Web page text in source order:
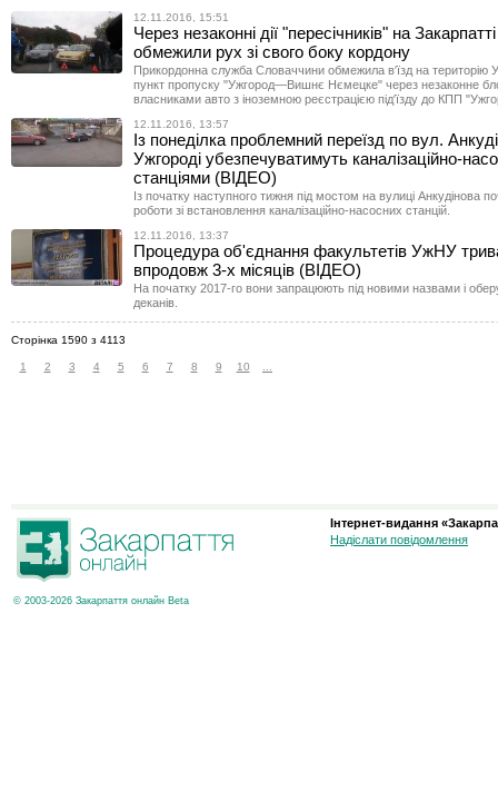
12.11.2016, 15:51
Через незаконні дії "пересічників" на
обмежили рух зі свого боку кордону
Прикордонна служба Словаччини обмежила в′їзд на територію
пункт пропуску "Ужгород—Вишнє Нємецке" через незаконне
власниками авто з іноземною реєстрацією під′їзду до КПП
12.11.2016, 13:57
Із понеділка проблемний переїзд по вул.
Ужгороді убезпечуватимуть каналізаційно-
станціями (ВІДЕО)
Із початку наступного тижня під мостом на вулиці Анкудінова
роботи зі встановлення каналізаційно-насосних станцій.
12.11.2016, 13:37
Процедура об'єднання факультетів УжНУ
впродовж 3-х місяців (ВІДЕО)
На початку 2017-го вони запрацюють під новими назвами і
деканів.
Сторінка 1590 з 4113
1 2 3 4 5 6 7 8 9 10
© 2003-2026 Закарпаття онлайн Beta
Інтернет-видання
Надіслати повідомлення